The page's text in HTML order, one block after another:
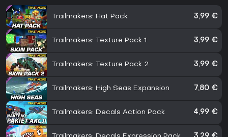
Trailmakers: Hat Pack 3,99 €
Trailmakers: Texture Pack 1 3,99 €
Trailmakers: Texture Pack 2 3,99 €
Trailmakers: High Seas Expansion 7,80 €
Trailmakers: Decals Action Pack 4,99 €